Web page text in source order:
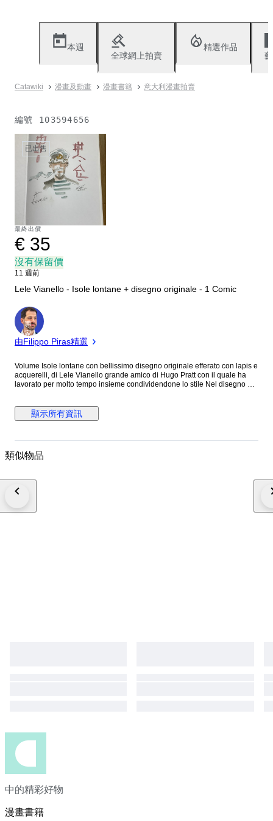
本週
全球網上拍賣
精選作品
Catawiki 漫畫及動畫 漫畫書籍 意大利漫畫拍賣
編號 103594656
已出售
最終出價
€ 35
沒有保留價
11 週前
Lele Vianello - Isole lontane + disegno originale - 1 Comic
專
家
由Filippo Piras精選
Volume Isole lontane con bellissimo disegno originale efferato con lapis e
acquerelli, di Lele Vianello grande amico di Hugo Pratt con il quale ha
lavorato per molto tempo insieme condividendone lo stile Nel disegno è
imbottitura adeguata
顯示所有資訊
類似物品
中的精彩好物
漫畫書籍